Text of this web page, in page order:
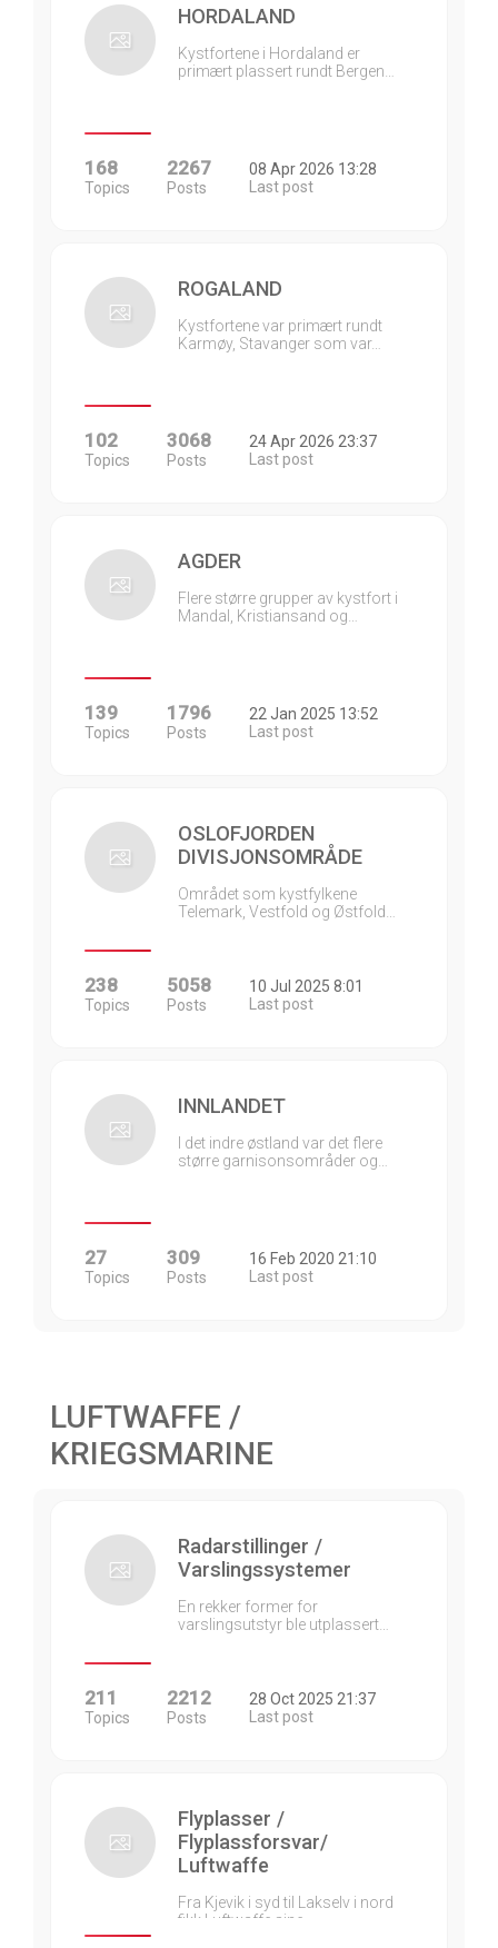
HORDALAND
Kystfortene i Hordaland er
primært plassert rundt Bergen…
168
Topics
2267
Posts
08 Apr 2026 13:28
Last post
ROGALAND
Kystfortene var primært rundt
Karmøy, Stavanger som var…
102
Topics
3068
Posts
24 Apr 2026 23:37
Last post
AGDER
Flere større grupper av kystfort i
Mandal, Kristiansand og…
139
Topics
1796
Posts
22 Jan 2025 13:52
Last post
OSLOFJORDEN
DIVISJONSOMRÅDE
Området som kystfylkene
Telemark, Vestfold og Østfold…
238
Topics
5058
Posts
10 Jul 2025 8:01
Last post
INNLANDET
I det indre østland var det flere
større garnisonsområder og…
27
Topics
309
Posts
16 Feb 2020 21:10
Last post
LUFTWAFFE /
KRIEGSMARINE
Radarstillinger /
Varslingssystemer
En rekker former for
varslingsutstyr ble utplassert…
211
Topics
2212
Posts
28 Oct 2025 21:37
Last post
Flyplasser /
Flyplassforsvar/
Luftwaffe
Fra Kjevik i syd til Lakselv i nord
fikk Luftwaffe sine…